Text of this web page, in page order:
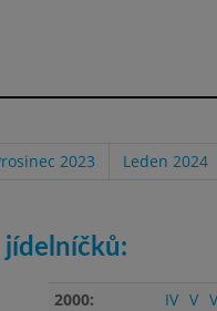
2023 Leden 2024
jídelníčků:
2000: IV V